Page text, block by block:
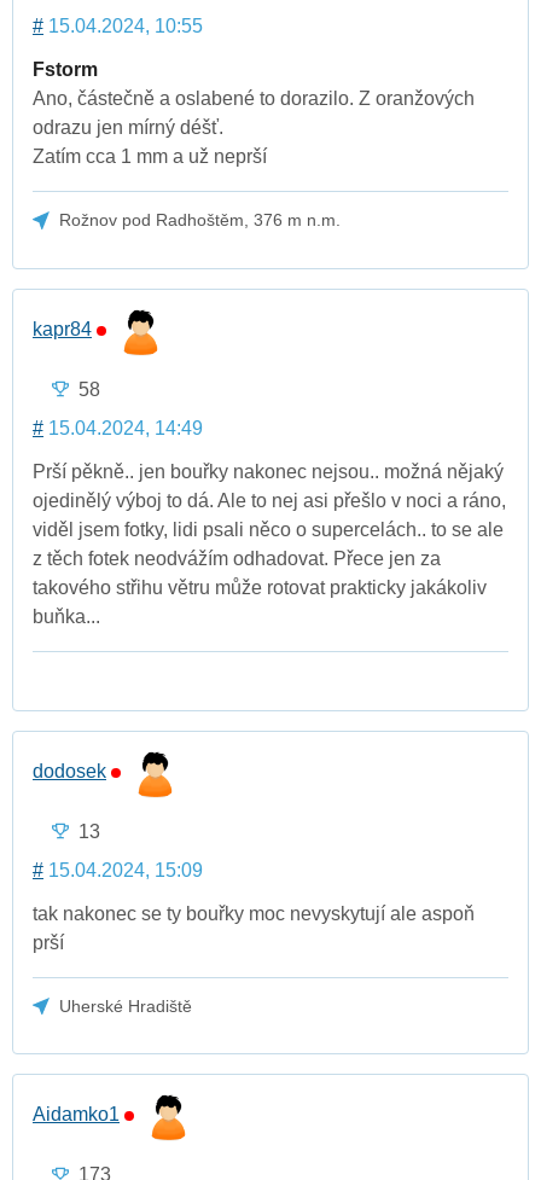
# 15.04.2024, 10:55
Fstorm
Ano, částečně a oslabené to dorazilo. Z oranžových
odrazu jen mírný déšť.
Zatím cca 1 mm a už neprší
Rožnov pod Radhoštěm, 376 m n.m.
kapr84
58
# 15.04.2024, 14:49
Prší pěkně.. jen bouřky nakonec nejsou.. možná nějaký
ojedinělý výboj to dá. Ale to nej asi přešlo v noci a ráno,
viděl jsem fotky, lidi psali něco o supercelách.. to se ale
z těch fotek neodvážím odhadovat. Přece jen za
takového střihu větru může rotovat prakticky jakákoliv
buňka...
dodosek
13
# 15.04.2024, 15:09
tak nakonec se ty bouřky moc nevyskytují ale aspoň
prší
Uherské Hradiště
Aidamko1
173